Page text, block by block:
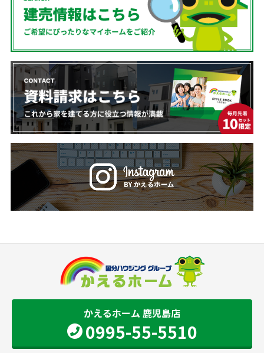
かえるホーム 鹿児島店
0995-55-5510